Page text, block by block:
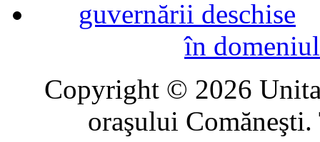
în
Copyright © 2026
oraşului